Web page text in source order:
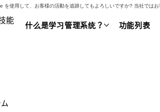
能
什么是学习管理系统？ 功能列表
を使用して、お客様の活動を追跡してもよろしいですか? 当社では